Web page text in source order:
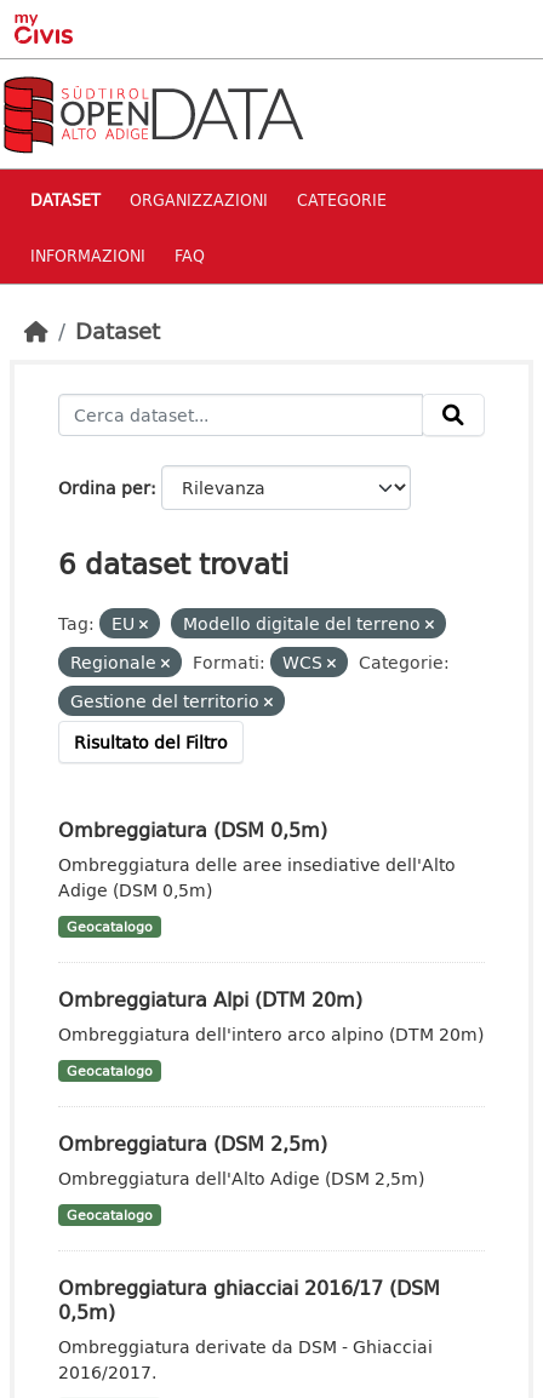
Skip to main content
DATASET ORGANIZZAZIONI CATEGORIE
INFORMAZIONI FAQ
Dataset
Ordina per
6 dataset trovati
Tag: EU
Modello digitale del terreno
Regionale
Formati: WCS
Categorie:
Gestione del territorio
Risultato del Filtro
Ombreggiatura (DSM 0,5m)
Ombreggiatura delle aree insediative dell'Alto
Adige (DSM 0,5m)
Geocatalogo
Ombreggiatura Alpi (DTM 20m)
Ombreggiatura dell'intero arco alpino (DTM 20m)
Geocatalogo
Ombreggiatura (DSM 2,5m)
Ombreggiatura dell'Alto Adige (DSM 2,5m)
Geocatalogo
Ombreggiatura ghiacciai 2016/17 (DSM
0,5m)
Ombreggiatura derivate da DSM - Ghiacciai
2016/2017.